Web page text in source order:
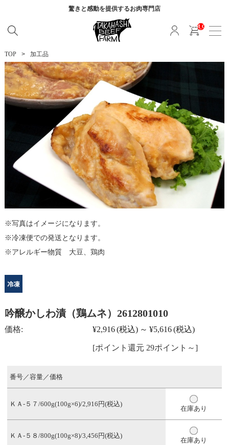
驚きと感動を提供するお肉専門店
__ITM_CNT__
TOP 加工品
写真はイメージになります。
冷凍便での発送となります。
アレルギー物質 大豆、鶏肉
吟醸かしわ漬（鶏ムネ）2612801010
価格: ¥2,916(税込) ～ ¥5,616(税込)
[ポイント還元 29ポイント～]
番号／容量／価格
ＫＡ-５７/600g(100g×6)/2,916円(税込)
在庫あり
ＫＡ-５８/800g(100g×8)/3,456円(税込)
在庫あり